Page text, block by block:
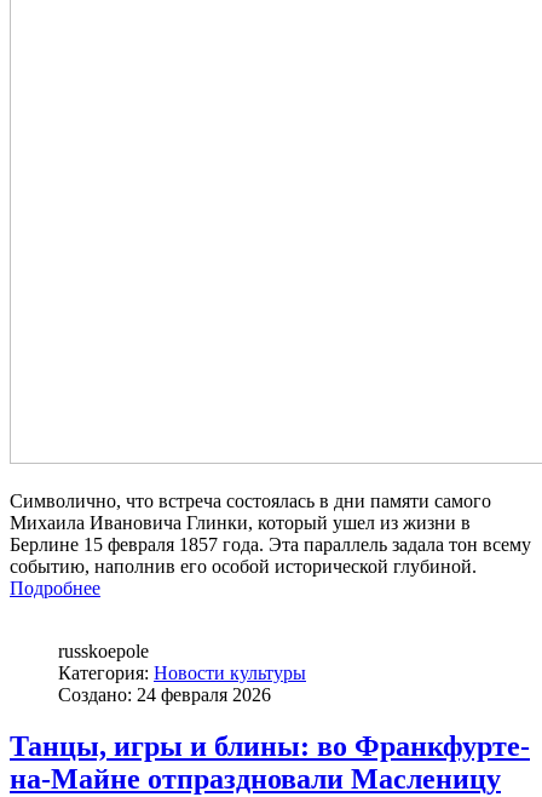
Символично, что встреча состоялась в дни памяти самого
Михаила Ивановича Глинки, который ушел из жизни в
Берлине 15 февраля 1857 года. Эта параллель задала тон всему
событию, наполнив его особой исторической глубиной.
Подробнее
russkoepole
Категория: Новости культуры
Создано: 24 февраля 2026
Танцы, игры и блины: во Франкфурте-
на-Майне отпраздновали Масленицу